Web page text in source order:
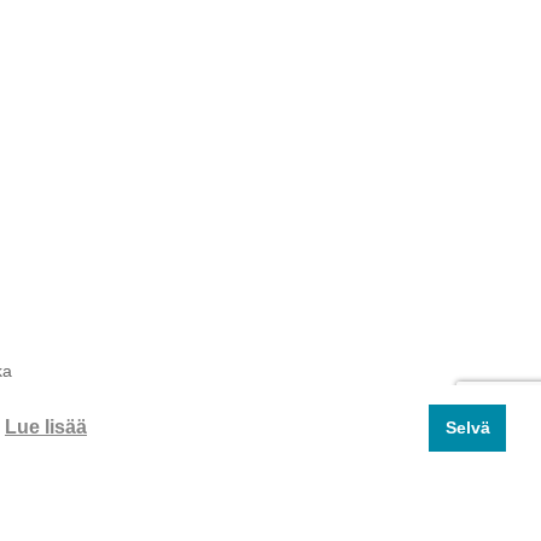
Lue lisää Selvä